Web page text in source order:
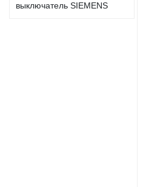
выключатель SIEMENS